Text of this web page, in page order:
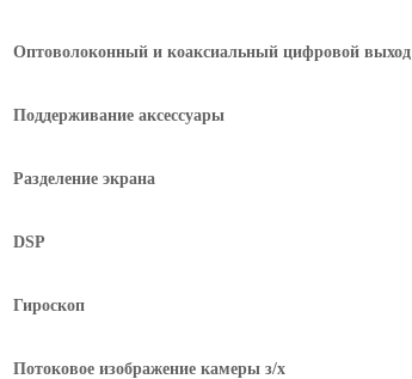
Оптоволоконный и коаксиальный цифровой выход
Поддерживание аксессуары
Разделение экрана
DSP
Гироскоп
Потоковое изображение камеры з/х